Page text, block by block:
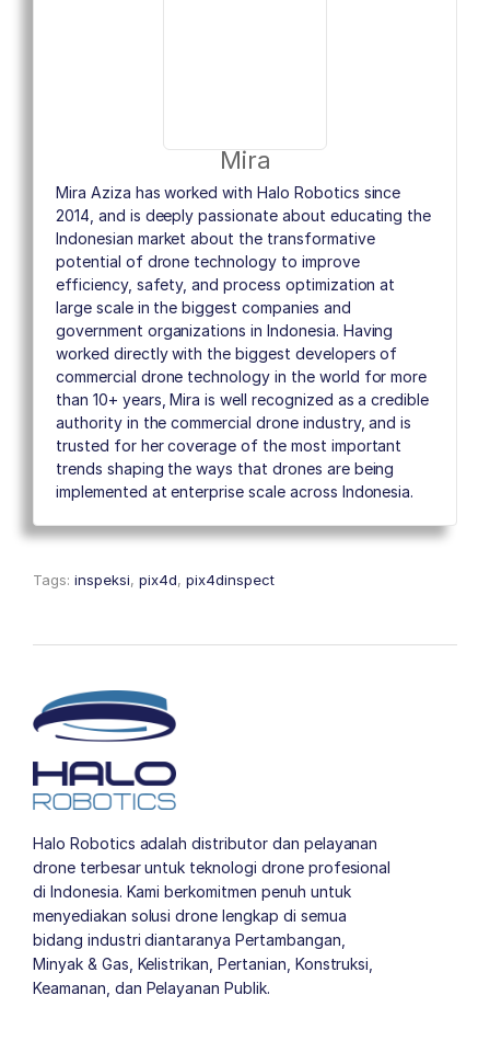
Mira
Mira Aziza has worked with Halo Robotics since
2014, and is deeply passionate about educating the
Indonesian market about the transformative
potential of drone technology to improve
efficiency, safety, and process optimization at
large scale in the biggest companies and
government organizations in Indonesia. Having
worked directly with the biggest developers of
commercial drone technology in the world for more
than 10+ years, Mira is well recognized as a credible
authority in the commercial drone industry, and is
trusted for her coverage of the most important
trends shaping the ways that drones are being
implemented at enterprise scale across Indonesia.
Tags: inspeksi, pix4d, pix4dinspect
Halo Robotics adalah distributor dan pelayanan
drone terbesar untuk teknologi drone profesional
di Indonesia. Kami berkomitmen penuh untuk
menyediakan solusi drone lengkap di semua
bidang industri diantaranya Pertambangan,
Minyak & Gas, Kelistrikan, Pertanian, Konstruksi,
Keamanan, dan Pelayanan Publik.